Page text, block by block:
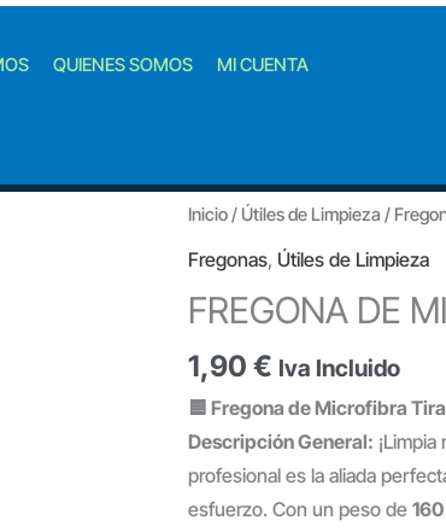
QUIENES SOMOS MI CUENTA
Inicio/ Útiles de Limpieza /
Fregonas, Útiles de Limpieza
FREGONA DE
1,90 € Iva Incluido
🟦 Fregona de Microfibra
Descripción General:
profesional es la aliada
esfuerzo. Con un peso de